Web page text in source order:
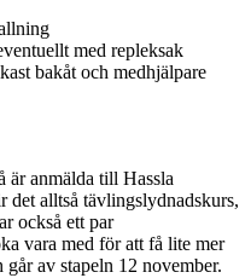
med repleksak
bakåt och medhjälpare
är anmälda till Hassla
alltså tävlingslydnadskurs,
också ett par
vara med för att få lite mer
av stapeln 12 november.